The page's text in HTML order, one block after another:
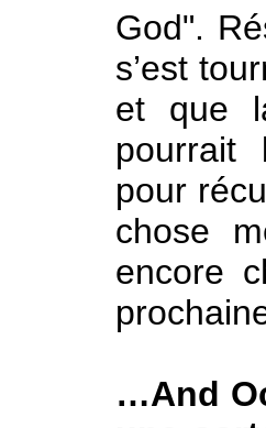
God".
s’est
et que
pour
chose
encore
…And